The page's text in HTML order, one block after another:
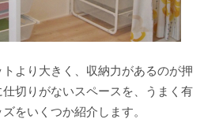
より大きく、収納力があるのが押
切りがないスペースを、うまく有
をいくつか紹介します。